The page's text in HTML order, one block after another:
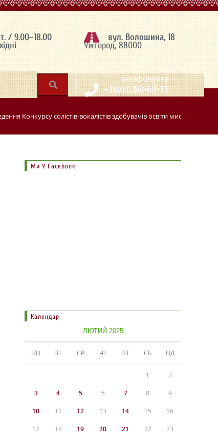
/ 9.00–18.00 вул. Волошина, 18
Ужгород, 88000
| телефонуйте
+38(0312)61-60-33
Конкурсу солістів-вокалістів здобувачів освіти мистецьких
Ми У Facebook
Календар
ЛЮТИЙ 2025
ПН ВТ СР ЧТ ПТ СБ НД
1 2
3 4 5 6 7 8 9
10 11 12 13 14 15 16
17 18 19 20 21 22 23